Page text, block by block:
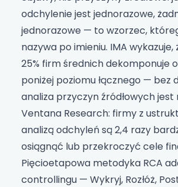
odchylenie jest jednorazowe,
jednorazowe — to wzorzec,
nazywa po imieniu. IMA wykazuje,
25% firm średnich dekomponuje
poniżej poziomu łącznego — bez
analiza przyczyn źródłowych jest
Ventana Research: firmy z
analizą odchyleń są 2,4 razy
osiągnąć lub przekroczyć cele
Pięcioetapowa metodyka RCA
controllingu — Wykryj, Rozłóż,